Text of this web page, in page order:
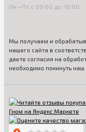
сайте контактному
Пн—Пт с 09:00 до 18:00
Мы получаем и
нашего сайта в
даете согласия на
необходимо покинуть наш